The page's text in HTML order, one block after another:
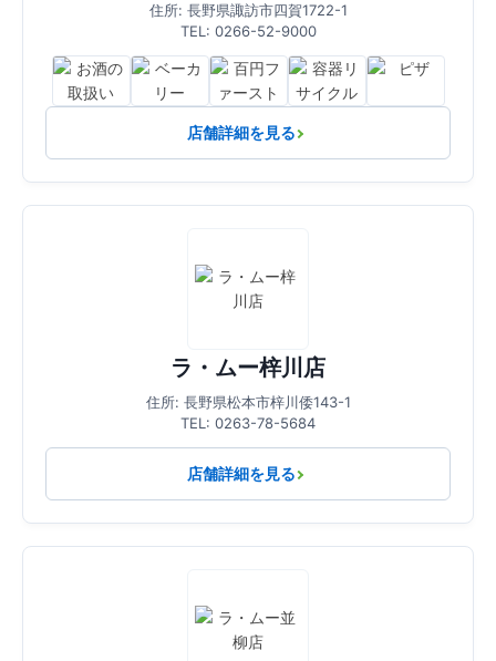
住所: 長野県諏訪市四賀1722-1
TEL: 0266-52-9000
店舗詳細を見る
ラ・ムー梓川店
住所: 長野県松本市梓川倭143-1
TEL: 0263-78-5684
店舗詳細を見る